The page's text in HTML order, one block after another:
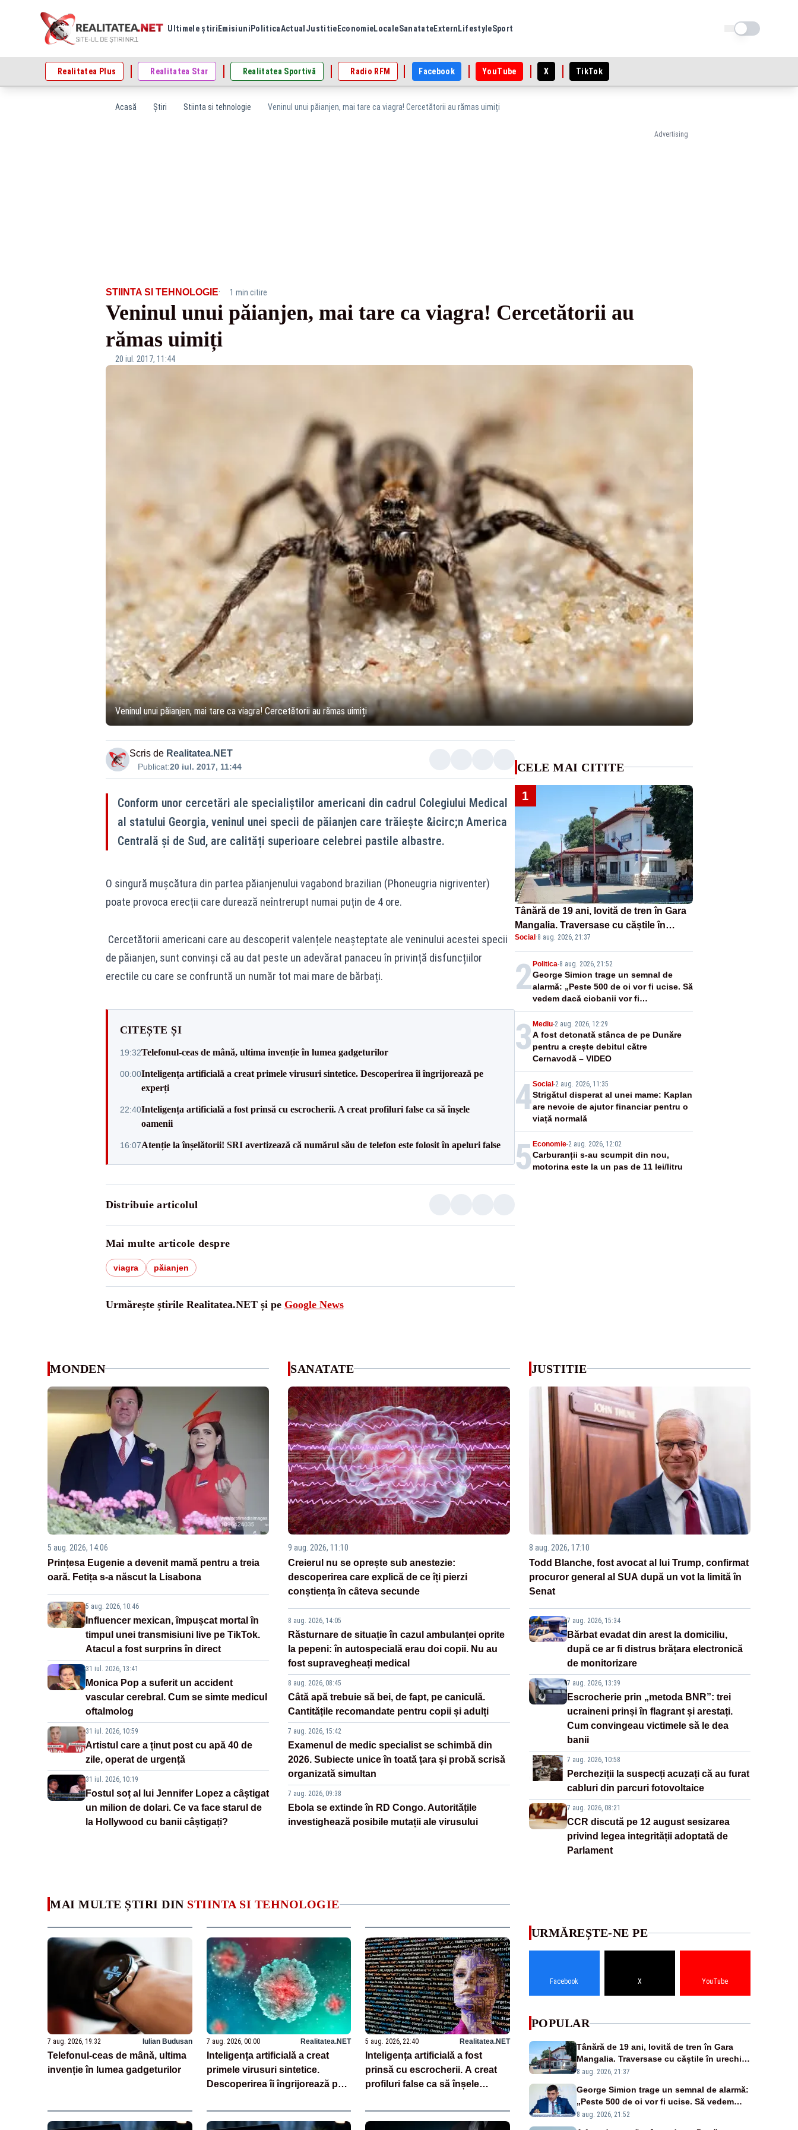
Ultimele știri Emisiuni PoliticaActual Justitie EconomieLocaleSanatateExtern LifestyleSport Schimba tema
Realitatea Plus Realitatea Star Realitatea Sportivă Radio RFM Facebook YouTube X TikTok
Acasă Știri Stiinta si tehnologie Veninul unui păianjen, mai tare ca viagra! Cercetătorii au rămas uimiți
Advertising
STIINTA SI TEHNOLOGIE· 1 min citire
Veninul unui păianjen, mai tare ca viagra! Cercetătorii au
rămas uimiți
20 iul. 2017, 11:44
Veninul unui păianjen, mai tare ca viagra! Cercetătorii au rămas uimiți
Scris de Realitatea.NET
Publicat:20 iul. 2017, 11:44
Conform unor cercetări ale specialiștilor americani din cadrul Colegiului Medical
al statului Georgia, veninul unei specii de păianjen care trăiește &icirc;n America
Centrală și de Sud, are calități superioare celebrei pastile albastre.
O singură mușcătura din partea păianjenului vagabond brazilian (Phoneugria nigriventer)
poate provoca erecții care durează neîntrerupt numai puțin de 4 ore.
Cercetătorii americani care au descoperit valențele neașteptate ale veninului acestei specii
de păianjen, sunt convinși că au dat peste un adevărat panaceu în privință disfuncțiilor
erectile cu care se confruntă un număr tot mai mare de bărbați.
CITEȘTE ȘI
19:32Telefonul-ceas de mână, ultima invenție în lumea gadgeturilor
00:00Inteligența artificială a creat primele virusuri sintetice. Descoperirea îi îngrijorează pe
experți
22:40Inteligența artificială a fost prinsă cu escrocherii. A creat profiluri false ca să înșele
oamenii
16:07Atenție la înșelătorii! SRI avertizează că numărul său de telefon este folosit în apeluri false
Distribuie articolul
Mai multe articole despre
viagra păianjen
Urmărește știrile Realitatea.NET și pe Google News
CELE MAI CITITE
1
Tânără de 19 ani, lovită de tren în Gara
Mangalia. Traversase cu căștile în
urechi liniile printr-un loc nepermis
Social·8 aug. 2026, 21:37
2Politica-8 aug. 2026, 21:52
George Simion trage un semnal de
alarmă: „Peste 500 de oi vor fi ucise. Să
vedem dacă ciobanii vor fi
despăgubiți”
3 Mediu-2 aug. 2026, 12:29
A fost detonată stânca de pe Dunăre
pentru a crește debitul către
Cernavodă – VIDEO
4Social-2 aug. 2026, 11:35
Strigătul disperat al unei mame: Kaplan
are nevoie de ajutor financiar pentru o
viață normală
5 Economie-2 aug. 2026, 12:02
Carburanții s-au scumpit din nou,
motorina este la un pas de 11 lei/litru
MONDEN
5 aug. 2026, 14:06
Prințesa Eugenie a devenit mamă pentru a treia
oară. Fetița s-a născut la Lisabona
5 aug. 2026, 10:46
Influencer mexican, împușcat mortal în
timpul unei transmisiuni live pe TikTok.
Atacul a fost surprins în direct
31 iul. 2026, 13:41
Monica Pop a suferit un accident
vascular cerebral. Cum se simte medicul
oftalmolog
31 iul. 2026, 10:59
Artistul care a ținut post cu apă 40 de
zile, operat de urgență
31 iul. 2026, 10:19
Fostul soț al lui Jennifer Lopez a câștigat
un milion de dolari. Ce va face starul de
la Hollywood cu banii câștigați?
SANATATE
9 aug. 2026, 11:10
Creierul nu se oprește sub anestezie:
descoperirea care explică de ce îți pierzi
conștiența în câteva secunde
8 aug. 2026, 14:05
Răsturnare de situație în cazul ambulanței oprite
la pepeni: în autospecială erau doi copii. Nu au
fost supravegheați medical
8 aug. 2026, 08:45
Câtă apă trebuie să bei, de fapt, pe caniculă.
Cantitățile recomandate pentru copii și adulți
7 aug. 2026, 15:42
Examenul de medic specialist se schimbă din
2026. Subiecte unice în toată țara și probă scrisă
organizată simultan
7 aug. 2026, 09:38
Ebola se extinde în RD Congo. Autoritățile
investighează posibile mutații ale virusului
JUSTITIE
8 aug. 2026, 17:10
Todd Blanche, fost avocat al lui Trump, confirmat
procuror general al SUA după un vot la limită în
Senat
7 aug. 2026, 15:34
Bărbat evadat din arest la domiciliu,
după ce ar fi distrus brățara electronică
de monitorizare
7 aug. 2026, 13:39
Escrocherie prin „metoda BNR”: trei
ucraineni prinși în flagrant și arestați.
Cum convingeau victimele să le dea
banii
7 aug. 2026, 10:58
Percheziții la suspecți acuzați că au furat
cabluri din parcuri fotovoltaice
7 aug. 2026, 08:21
CCR discută pe 12 august sesizarea
privind legea integrității adoptată de
Parlament
MAI MULTE ȘTIRI DIN STIINTA SI TEHNOLOGIE
7 aug. 2026, 19:32 Iulian Budusan
Telefonul-ceas de mână, ultima
invenție în lumea gadgeturilor
7 aug. 2026, 00:00 Realitatea.NET
Inteligența artificială a creat
primele virusuri sintetice.
Descoperirea îi îngrijorează pe
5 aug. 2026, 22:40 Realitatea.NET
Inteligența artificială a fost
prinsă cu escrocherii. A creat
profiluri false ca să înșele
URMĂREȘTE-NE PE
Facebook X YouTube
POPULAR
Tânără de 19 ani, lovită de tren în Gara
Mangalia. Traversase cu căștile în urechi
liniile printr-un loc nepermis
8 aug. 2026, 21:37
George Simion trage un semnal de alarmă:
„Peste 500 de oi vor fi ucise. Să vedem
dacă ciobanii vor fi despăgubiți”
8 aug. 2026, 21:52